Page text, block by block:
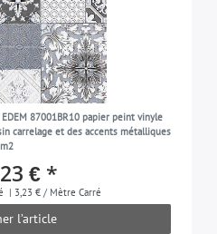
87001BR10 papier peint vinyle
carrelage et des accents métalliques
€ *
| 3,23 € / Mètre Carré
l’article